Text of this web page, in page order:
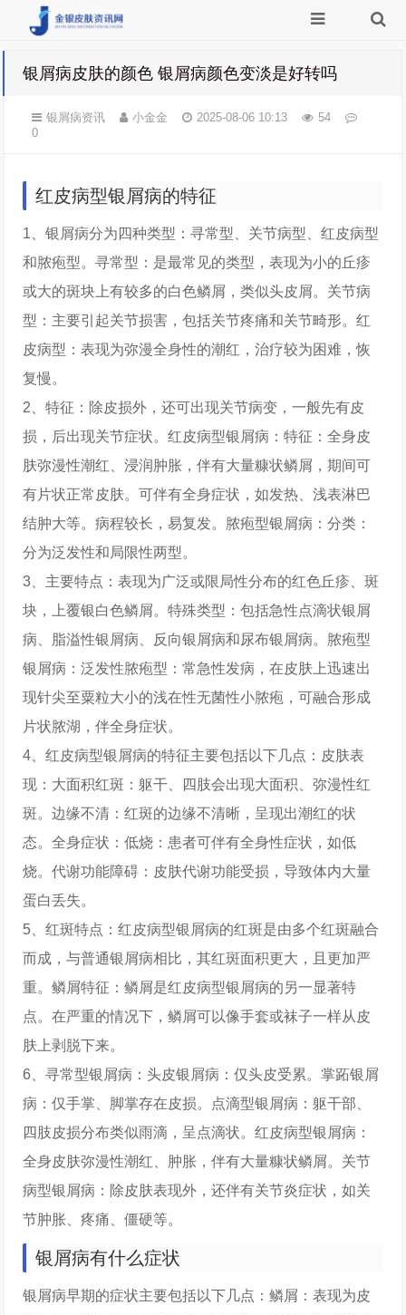
银屑病皮肤的颜色 银屑病颜色变淡是好转吗
银屑病资讯 小金金 2025-08-06 10:13
54
0
红皮病型银屑病的特征
1、银屑病分为四种类型：寻常型、关节病型、红皮病型
和脓疱型。寻常型：是最常见的类型，表现为小的丘疹
或大的斑块上有较多的白色鳞屑，类似头皮屑。关节病
型：主要引起关节损害，包括关节疼痛和关节畸形。红
皮病型：表现为弥漫全身性的潮红，治疗较为困难，恢
复慢。
2、特征：除皮损外，还可出现关节病变，一般先有皮
损，后出现关节症状。红皮病型银屑病：特征：全身皮
肤弥漫性潮红、浸润肿胀，伴有大量糠状鳞屑，期间可
有片状正常皮肤。可伴有全身症状，如发热、浅表淋巴
结肿大等。病程较长，易复发。脓疱型银屑病：分类：
分为泛发性和局限性两型。
3、主要特点：表现为广泛或限局性分布的红色丘疹、斑
块，上覆银白色鳞屑。特殊类型：包括急性点滴状银屑
病、脂溢性银屑病、反向银屑病和尿布银屑病。脓疱型
银屑病：泛发性脓疱型：常急性发病，在皮肤上迅速出
现针尖至粟粒大小的浅在性无菌性小脓疱，可融合形成
片状脓湖，伴全身症状。
4、红皮病型银屑病的特征主要包括以下几点：皮肤表
现：大面积红斑：躯干、四肢会出现大面积、弥漫性红
斑。边缘不清：红斑的边缘不清晰，呈现出潮红的状
态。全身症状：低烧：患者可伴有全身性症状，如低
烧。代谢功能障碍：皮肤代谢功能受损，导致体内大量
蛋白丢失。
5、红斑特点：红皮病型银屑病的红斑是由多个红斑融合
而成，与普通银屑病相比，其红斑面积更大，且更加严
重。鳞屑特征：鳞屑是红皮病型银屑病的另一显著特
点。在严重的情况下，鳞屑可以像手套或袜子一样从皮
肤上剥脱下来。
6、寻常型银屑病：头皮银屑病：仅头皮受累。掌跖银屑
病：仅手掌、脚掌存在皮损。点滴型银屑病：躯干部、
四肢皮损分布类似雨滴，呈点滴状。红皮病型银屑病：
全身皮肤弥漫性潮红、肿胀，伴有大量糠状鳞屑。关节
病型银屑病：除皮肤表现外，还伴有关节炎症状，如关
节肿胀、疼痛、僵硬等。
银屑病有什么症状
银屑病早期的症状主要包括以下几点：鳞屑：表现为皮